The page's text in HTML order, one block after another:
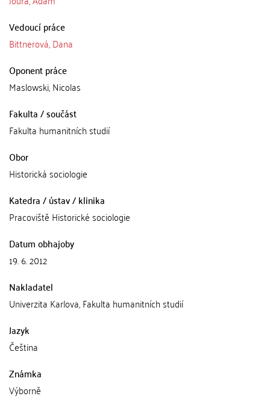
Vedoucí práce
Bittnerová, Dana
Oponent práce
Maslowski, Nicolas
Fakulta / součást
Fakulta humanitních studií
Obor
Historická sociologie
Katedra / ústav / klinika
Pracoviště Historické sociologie
Datum obhajoby
19. 6. 2012
Nakladatel
Univerzita Karlova, Fakulta humanitních studií
Jazyk
Čeština
Známka
Výborně